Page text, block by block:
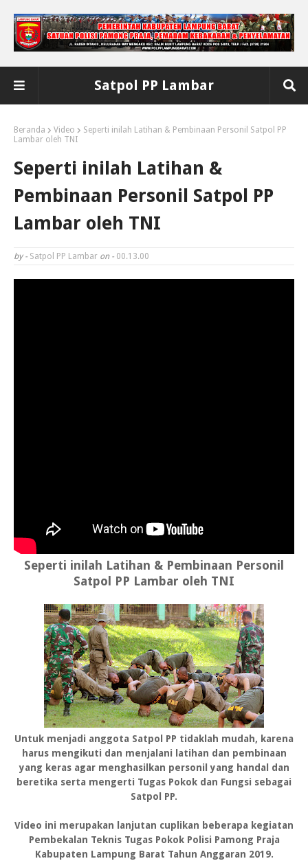
Satpol PP Lambar
Beranda Video
Seperti inilah Latihan & Pembinaan Personil Satpol PP
Lambar oleh TNI
Seperti inilah Latihan &
Pembinaan Personil Satpol PP
Lambar oleh TNI
by - Satpol PP Lambar on - 00.13.00
Seperti inilah Latihan & Pembinaan Personil
Satpol PP Lambar oleh TNI
Untuk menjadi anggota Satpol PP tidaklah mudah, karena
harus mengikuti dan menjalani latihan dan pembinaan
yang keras agar menghasilkan personil yang handal dan
beretika serta mengerti Tugas Pokok dan Fungsi sebagai
Satpol PP.
Video ini merupakan lanjutan cuplikan beberapa kegiatan
Pembekalan Teknis Tugas Pokok Polisi Pamong Praja
Kabupaten Lampung Barat Tahun Anggaran 2019.